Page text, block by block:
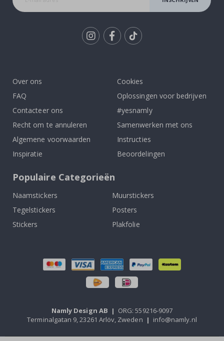
Over ons
FAQ
Contacteer ons
Recht om te annuleren
Algemene voorwaarden
Inspiratie
Cookies
Oplossingen voor bedrijven
#yesnamly
Samenwerken met ons
Instructies
Beoordelingen
Populaire Categorieën
Naamstickers
Muurstickers
Tegelstickers
Posters
Stickers
Plakfolie
Namly Design AB | ORG: 559216-9097
Terminalgatan 9, 23261 Arlöv, Zweden | info@namly.nl